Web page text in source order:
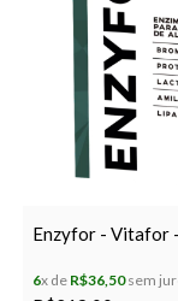
Enzyfor - Vitafor
6x de R$36,50sem